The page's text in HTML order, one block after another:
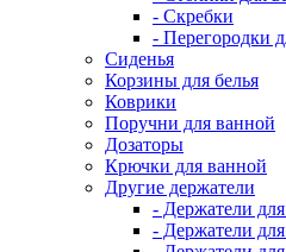
- Скребки
- Перегородки
Сиденья
Корзины для белья
Коврики
Поручни для ванной
Дозаторы
Крючки для ванной
Другие держатели
- Держатели
- Держатели